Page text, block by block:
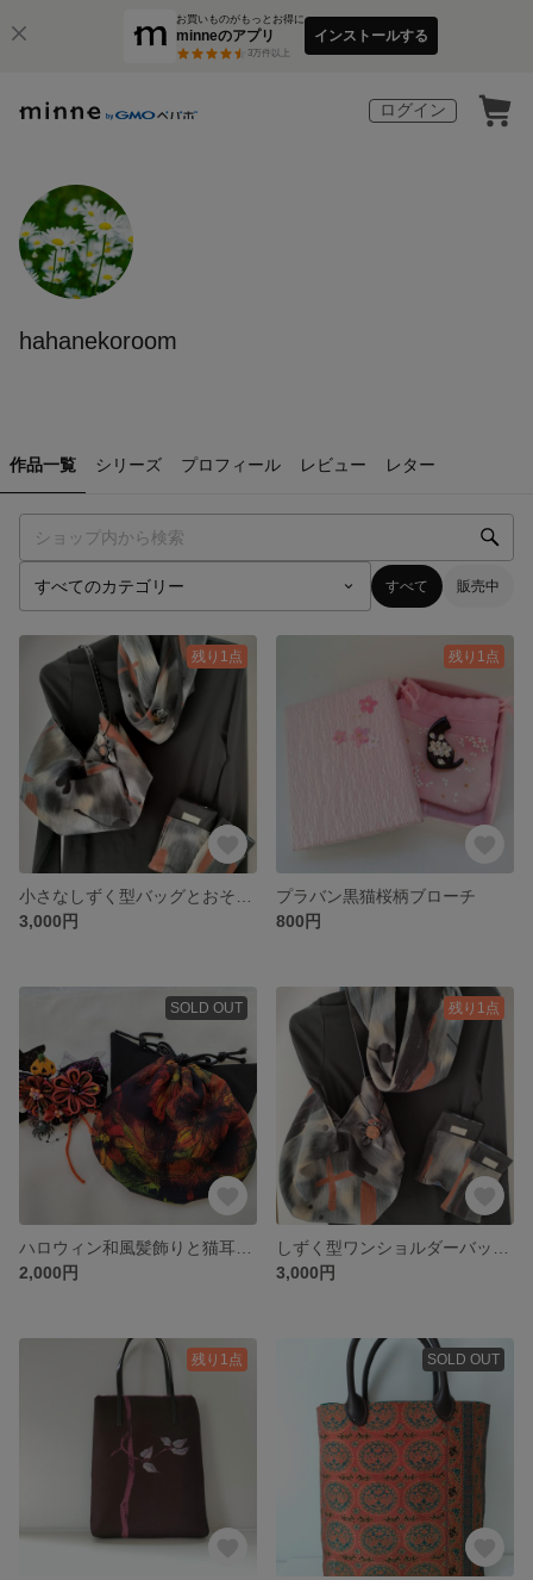
お買いものがもっとお得に
minneのアプリ
3万件以上
インストールする
ログイン
hahanekoroom
作品一覧 シリーズ プロフィール レビュー レター
すべて 販売中
残り1点
3,000円
残り1点
プラバン黒猫桜柄ブローチ
800円
SOLD OUT
2,000円
残り1点
3,000円
残り1点 SOLD OUT